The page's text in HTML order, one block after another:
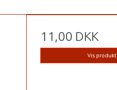
11,00 DKK
Vis produkt